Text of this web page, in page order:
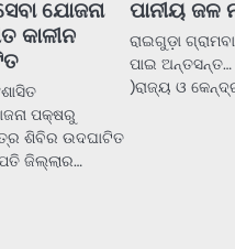
ଯୋଜନା
କାଳୀନ
ପକ୍ଷରୁ
ଶିବିର ଉଦଘାଟିତ
ଜିଲ୍ଲାର…
ପାନୀୟ ଜଳ
ରାଇଗୁଡ଼ା
ପାଇ ଅନ୍ତସନ୍ତ…
)ରାଜ୍ୟ ଓ